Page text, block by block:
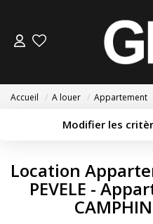
Accueil A louer Appartement
Modifier les
Sélectionnez...
Type de bien
Location
PEVELE -